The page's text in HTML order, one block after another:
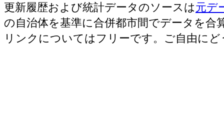
更新履歴および統計データのソースは元デ
の自治体を基準に合併都市間でデータを合
リンクについてはフリーです。ご自由にど